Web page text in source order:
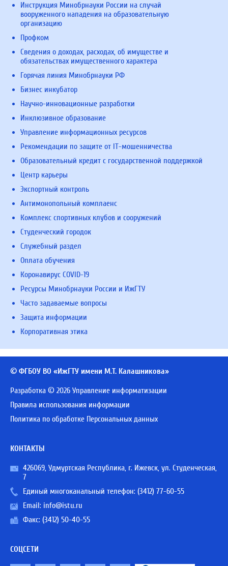
Инструкция Минобрнауки России на случай
вооруженного нападения на образовательную
организацию
Профком
Сведения о доходах, расходах, об имуществе и
обязательствах имущественного характера
Горячая линия Минобрнауки РФ
Бизнес инкубатор
Научно-инновационные разработки
Инклюзивное образование
Управление информационных ресурсов
Рекомендации по защите от IT-мошенничества
Образовательный кредит с государственной поддержкой
Центр карьеры
Экспортный контроль
Антимонопольный комплаенс
Комплекс спортивных клубов и сооружений
Студенческий городок
Служебный раздел
Оплата обучения
Коронавирус COVID-19
Ресурсы Минобрнауки России и ИжГТУ
Часто задаваемые вопросы
Защита информации
Корпоративная этика
© ФГБОУ ВО «ИжГТУ имени М.Т. Калашникова»
Разработка © 2026 Управление информатизации
Правила использования информации
Политика по обработке Персональных данных
КОНТАКТЫ
426069, Удмуртская Республика, г. Ижевск, ул. Студенческая,
7
Единый многоканальный телефон: (3412) 77-60-55
Email: info@istu.ru
Факс: (3412) 50-40-55
СОЦСЕТИ